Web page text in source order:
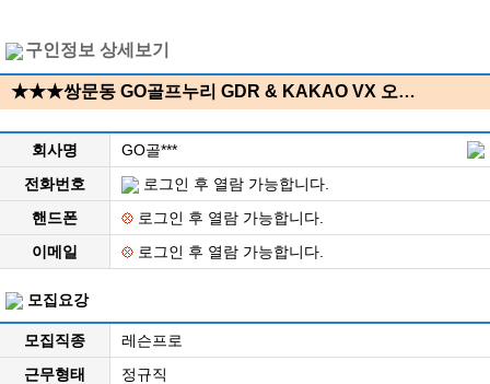
구인정보 상세보기
★★★쌍문동 GO골프누리 GDR & KAKAO VX 오…
회사명
GO골***
전화번호
로그인 후 열람 가능합니다.
핸드폰
로그인 후 열람 가능합니다.
이메일
로그인 후 열람 가능합니다.
모집요강
모집직종
레슨프로
근무형태
정규직